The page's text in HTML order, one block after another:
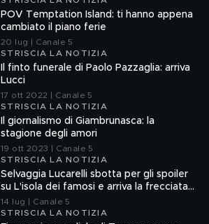
POV Temptation Island: ti hanno appena
cambiato il piano ferie
20 lug | Canale 5
STRISCIA LA NOTIZIA
Il finto funerale di Paolo Pazzaglia: arriva
Lucci
17 ott 2022 | Canale 5
STRISCIA LA NOTIZIA
Il giornalismo di Giambrunasca: la
stagione degli amori
19 ott 2023 | Canale 5
STRISCIA LA NOTIZIA
Selvaggia Lucarelli sbotta per gli spoiler
su L'isola dei famosi e arriva la frecciata
di Fedez
14 lug | Canale 5
STRISCIA LA NOTIZIA